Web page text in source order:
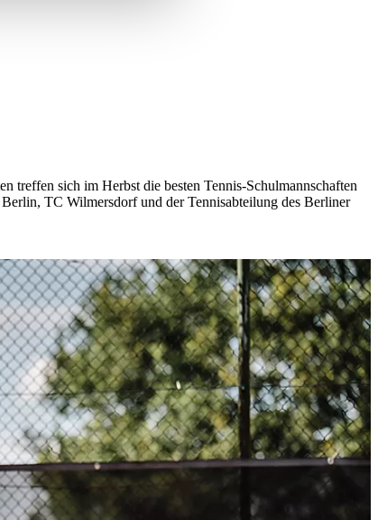
treffen sich im Herbst die besten Tennis-Schulmannschaften
TC Wilmersdorf und der Tennisabteilung des Berliner